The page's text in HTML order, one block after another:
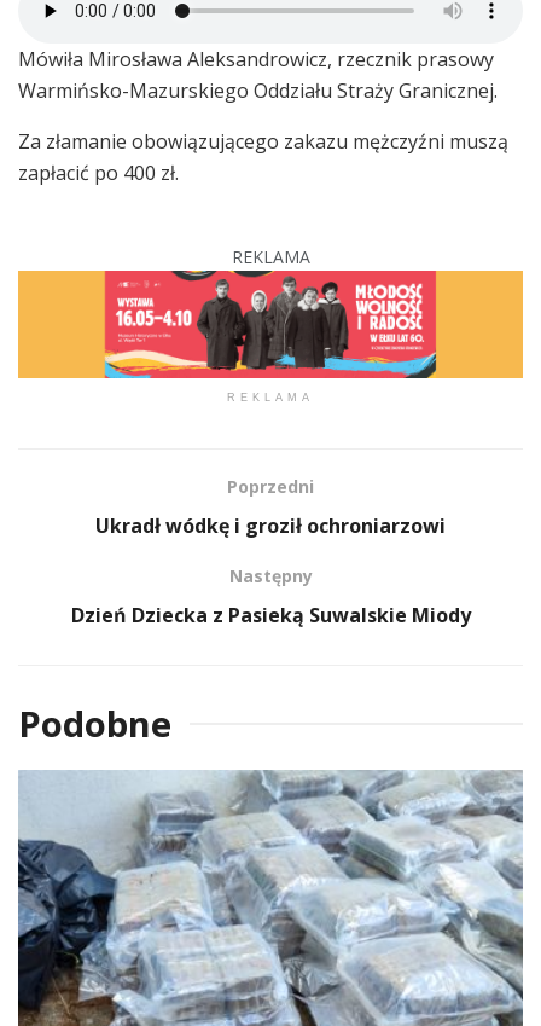
Mówiła Mirosława Aleksandrowicz, rzecznik prasowy
Warmińsko-Mazurskiego Oddziału Straży Granicznej.
Za złamanie obowiązującego zakazu mężczyźni muszą
zapłacić po 400 zł.
REKLAMA
REKLAMA
Poprzedni
Ukradł wódkę i groził ochroniarzowi
Następny
Dzień Dziecka z Pasieką Suwalskie Miody
Podobne